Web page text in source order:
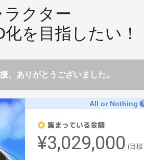
クター
を目指したい！
、ありがとうございました。
All or Nothing
stars 集まっている金額
¥3,029,000 (目標